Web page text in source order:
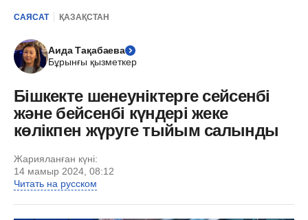
САЯСАТ ҚАЗАҚСТАН
Аида Тақабаева
Бұрынғы қызметкер
Бішкекте шенеуніктерге сейсенбі
және бейсенбі күндері жеке
көлікпен жүруге тыйым салынды
Жарияланған күні:
14 мамыр 2024, 08:12
Читать на русском